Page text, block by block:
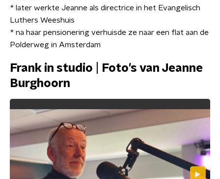
* later werkte Jeanne als directrice in het Evangelisch
Luthers Weeshuis
* na haar pensionering verhuisde ze naar een flat aan de
Polderweg in Amsterdam
Frank in studio | Foto's van Jeanne
Burghoorn